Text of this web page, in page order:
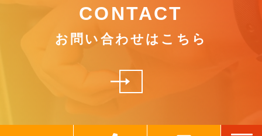
CONTACT
お問い合わせはこちら